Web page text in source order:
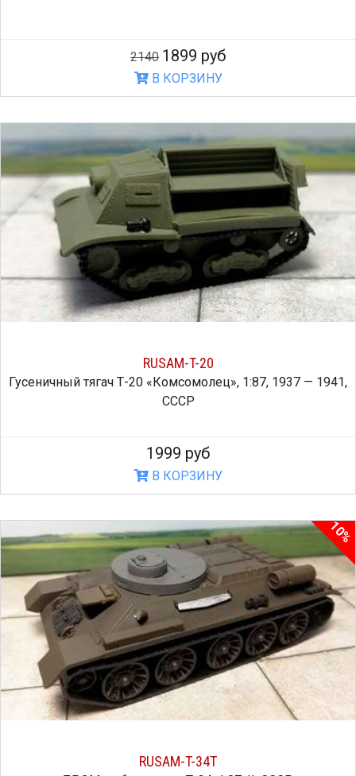
2140 1899 руб
В КОРЗИНУ
RUSAM-T-20
Гусеничный тягач Т-20 «Комсомолец», 1:87, 1937 — 1941,
СССР
1999 руб
В КОРЗИНУ
RUSAM-T-34T
10%